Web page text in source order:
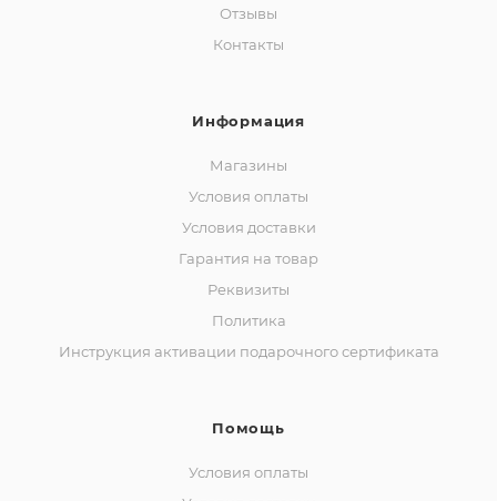
Отзывы
Контакты
Информация
Магазины
Условия оплаты
Условия доставки
Гарантия на товар
Реквизиты
Политика
Инструкция активации подарочного сертификата
Помощь
Условия оплаты